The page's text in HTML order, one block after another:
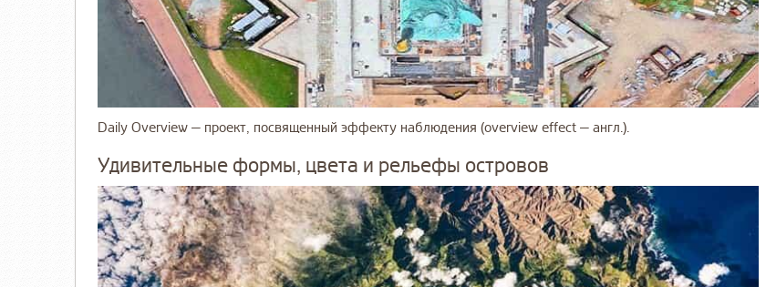
Daily Overview — проект, посвященный эффекту наблюдения (overview effect — англ.).
Удивительные формы, цвета и рельефы островов